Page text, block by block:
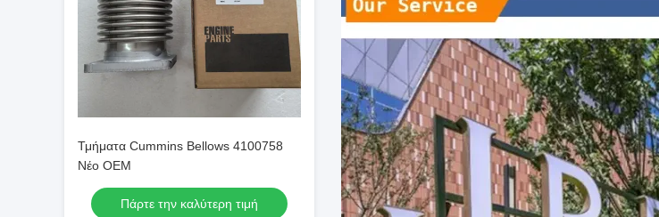
Τμήματα Cummins Bellows 4100758
Νέο OEM
Πάρτε την καλύτερη τιμή